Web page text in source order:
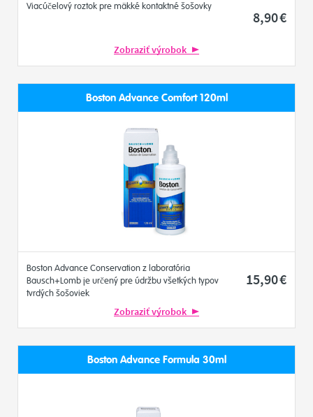
Viacúčelový roztok pre mäkké kontaktné šošovky
8,90€
Zobraziť výrobok
Boston Advance Comfort 120ml
Boston Advance Conservation z laboratória
Bausch+Lomb je určený pre údržbu všetkých typov
tvrdých šošoviek
15,90€
Zobraziť výrobok
Boston Advance Formula 30ml